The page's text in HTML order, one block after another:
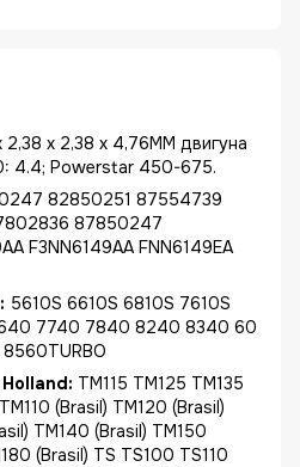
2,38 x 2,38 x 4,76MM двигуна
4.4; Powerstar 450-675.
82850251 87554739
87850247
F3NN6149AA FNN6149EA
5610S 6610S 6810S 7610S
7740 7840 8240 8340 60
TM115 TM125 TM135
(Brasil) TM120 (Brasil)
TM140 (Brasil) TM150
(Brasil) TS TS100 TS110